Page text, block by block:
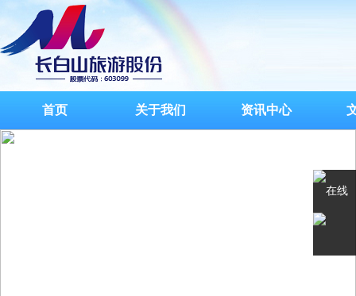
首页 关于我们 资讯中心
在线